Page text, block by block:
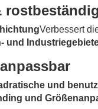
rostbeständig
Verbessert
und
und
und